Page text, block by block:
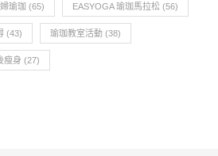
瑜珈 (65) EASYOGA 瑜珈馬拉松 (56)
(43) 瑜珈教室活動 (38)
瘦身 (27)